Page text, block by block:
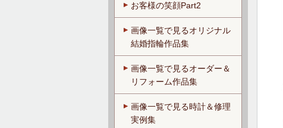
お客様の笑顔Part2
画像一覧で見るオリジナル
結婚指輪作品集
画像一覧で見るオーダー＆
リフォーム作品集
画像一覧で見る時計＆修理
実例集